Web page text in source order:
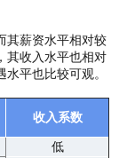
其薪资水平相对较
其收入水平也相对
平也比较可观。
收入系数
低